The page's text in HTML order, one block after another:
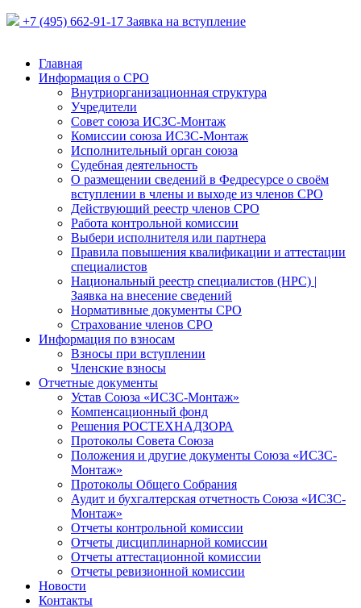
+7 (495) 662-91-17 Заявка на вступление
Главная
Информация о СРО
Внутриорганизационная структура
Учредители
Совет союза ИСЗС-Монтаж
Комиссии союза ИСЗС-Монтаж
Исполнительный орган союза
Судебная деятельность
О размещении сведений в Федресурсе о своём
вступлении в члены и выходе из членов СРО
Действующий реестр членов СРО
Работа контрольной комиссии
Выбери исполнителя или партнера
Правила повышения квалификации и аттестации
специалистов
Национальный реестр специалистов (НРС) |
Заявка на внесение сведений
Нормативные документы СРО
Страхование членов СРО
Информация по взносам
Взносы при вступлении
Членские взносы
Отчетные документы
Устав Союза «ИСЗС-Монтаж»
Компенсационный фонд
Решения РОСТЕХНАДЗОРА
Протоколы Совета Союза
Положения и другие документы Союза «ИСЗС-
Монтаж»
Протоколы Общего Собрания
Аудит и бухгалтерская отчетность Союза «ИСЗС-
Монтаж»
Отчеты контрольной комиссии
Отчеты дисциплинарной комиссии
Отчеты аттестационной комиссии
Отчеты ревизионной комиссии
Новости
Контакты